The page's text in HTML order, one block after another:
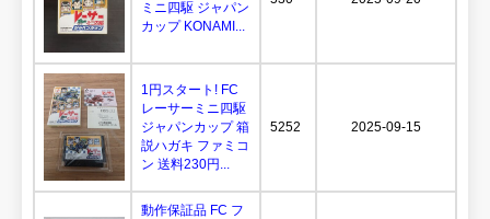
ミニ四駆 ジャパン
カップ KONAMI...
1円スタート! FC
レーサーミニ四駆
ジャパンカップ 箱
説ハガキ ファミコ
ン 送料230円...
5252 2025-09-15
動作保証品 FC フ